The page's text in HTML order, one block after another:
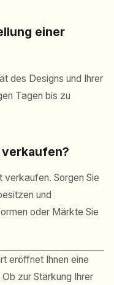
einer
des Designs und Ihrer
Tagen bis zu
verkaufen. Sorgen Sie
und
oder Märkte Sie
eröffnet Ihnen eine
zur Stärkung Ihrer